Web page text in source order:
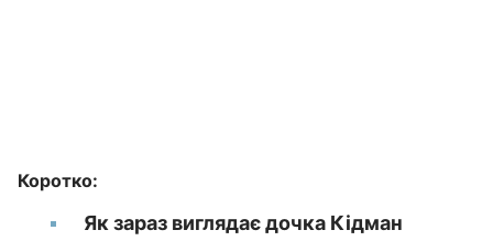
Коротко:
Як зараз виглядає дочка Кідман